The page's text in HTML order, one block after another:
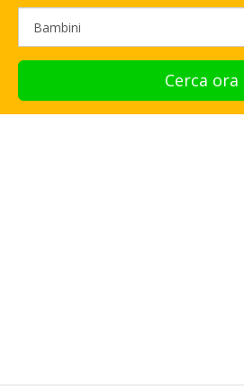
Cerca ora